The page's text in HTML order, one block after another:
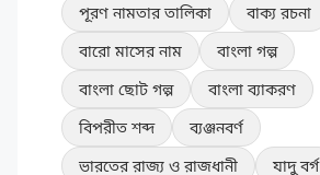
পূরণ নামতার তালিকা
বাক্য রচনা
বারো মাসের নাম
বাংলা গল্প
বাংলা ছোট গল্প
বাংলা ব্যাকরণ
বিপরীত শব্দ
ব্যঞ্জনবর্ণ
ভারতের রাজ্য ও রাজধানী
যাদু বর্গ